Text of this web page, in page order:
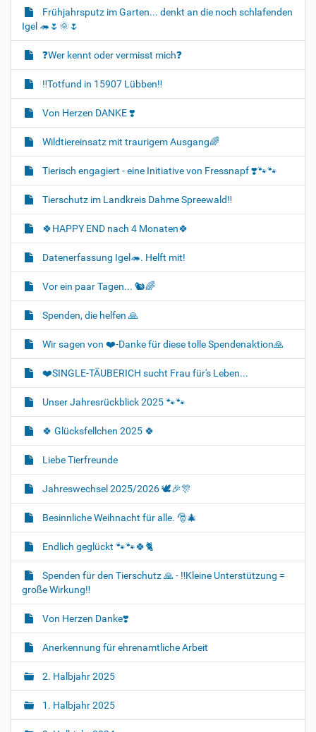
Frühjahrsputz im Garten... denkt an die noch schlafenden
Igel 🦔🌷🌞🌷
❓️Wer kennt oder vermisst mich❓️
‼️Totfund in 15907 Lübben‼️
Von Herzen DANKE ❣️
Wildtiereinsatz mit traurigem Ausgang🌈
Tierisch engagiert - eine Initiative von Fressnapf ❣️🐾🐾
Tierschutz im Landkreis Dahme Spreewald‼️
🍀HAPPY END nach 4 Monaten🍀
Datenerfassung Igel🦔. Helft mit!
Vor ein paar Tagen... 🐿🌈
Spenden, die helfen 🙏
Wir sagen von ❤️-Danke für diese tolle Spendenaktion🙏
❤️SINGLE-TÄUBERICH sucht Frau für's Leben...
Unser Jahresrückblick 2025 🐾🐾
🍀 Glücksfellchen 2025 🍀
Liebe Tierfreunde
Jahreswechsel 2025/2026 🕊🎉🎊
Besinnliche Weihnacht für alle. 🎅🎄
Endlich geglückt 🐾🐾🍀🐈‍
Spenden für den Tierschutz 🙏 - ‼️Kleine Unterstützung =
große Wirkung‼️
Von Herzen Danke❣️
Anerkennung für ehrenamtliche Arbeit
2. Halbjahr 2025
1. Halbjahr 2025